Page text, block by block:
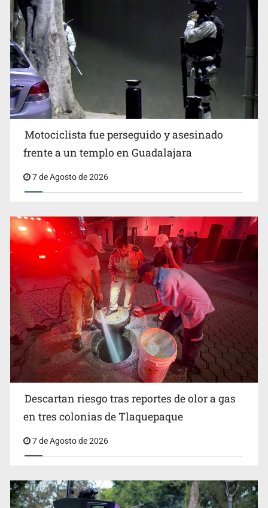
Jalisco mantiene la búsqueda de 21 adolescentes
desaparecidos durante julio
SSPC, participa en búsqueda de Ricardo Cabezas
Talavera
templo en Guadalajara
Motociclista fue perseguido y asesinado
frente a un templo en Guadalajara
7 de Agosto de 2026
Descartan riesgo tras reportes de olor a gas
en tres colonias de Tlaquepaque
7 de Agosto de 2026